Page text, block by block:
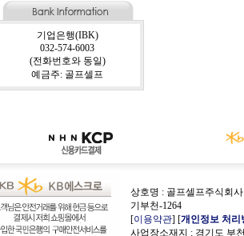
기업은행(IBK)
032-574-6003
(전화번호와 동일)
예금주: 골프셀프
상호명 : 골프셀프주식회
기부천-1264
[이용약관] [개인정보 처리
사업장소재지 : 경기도 부